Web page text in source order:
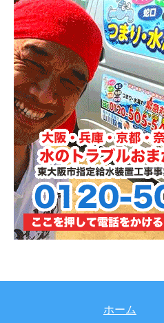
ホーム